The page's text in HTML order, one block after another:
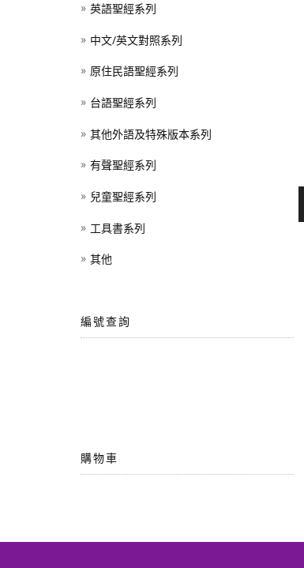
英語聖經系列
中文/英文對照系列
原住民語聖經系列
台語聖經系列
其他外語及特殊版本系列
有聲聖經系列
兒童聖經系列
工具書系列
其他
編號查詢
購物車